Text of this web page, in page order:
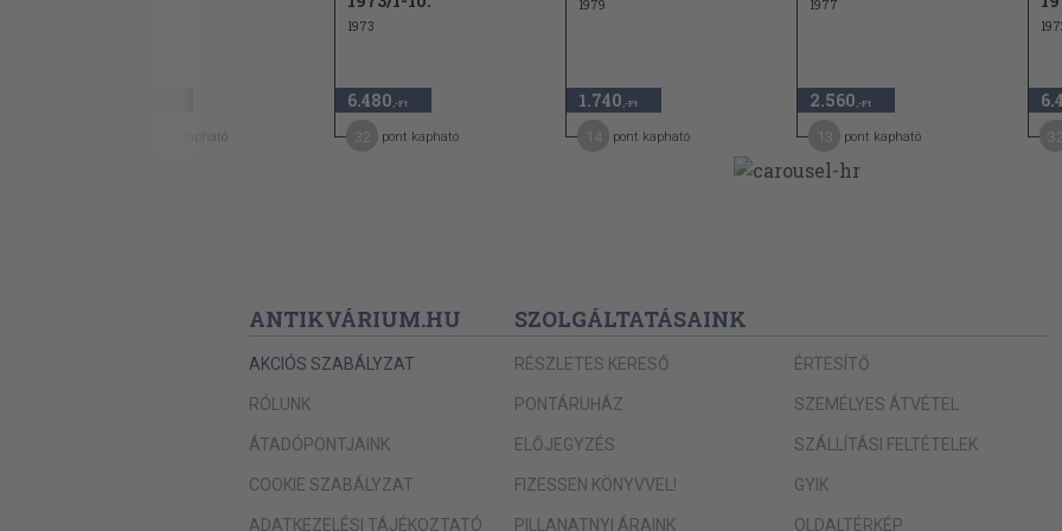
pont kapható
1973
6.480 ,-Ft
pont kapható
1979
1.740 ,-Ft
pont kapható
1977
2.560 ,-Ft
pont kapható
ANTIKVÁRIUM.HU
AKCIÓS SZABÁLYZAT
RÓLUNK
ÁTADÓPONTJAINK
COOKIE SZABÁLYZAT
ADATKEZELÉSI TÁJÉKOZTATÓ
SZOLGÁLTATÁSAINK
RÉSZLETES KERESŐ
PONTÁRUHÁZ
ELŐJEGYZÉS
FIZESSEN KÖNYVVEL!
PILLANATNYI ÁRAINK
ÉRTESÍTŐ
SZEMÉLYES ÁTVÉTEL
SZÁLLÍTÁSI FELTÉTELEK
GYIK
OLDALTÉRKÉP